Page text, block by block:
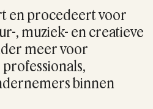
en procedeert voor
, muziek- en creatieve
meer voor
binnen